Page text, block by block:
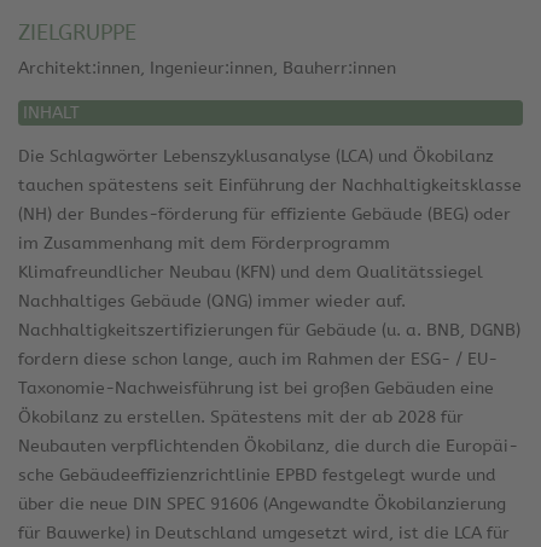
ZIELGRUPPE
Architekt:innen, Ingenieur:innen, Bauherr:innen
INHALT
Die Schlagwörter Lebenszyklusanalyse (LCA) und Ökobilanz
tauchen spätestens seit Einführung der Nachhaltigkeitsklasse
(NH) der Bundes-förderung für effiziente Gebäude (BEG) oder
im Zusammenhang mit dem Förderprogramm
Klimafreundlicher Neubau (KFN) und dem Qualitätssiegel
Nachhaltiges Gebäude (QNG) immer wieder auf.
Nachhaltigkeitszertifizierungen für Gebäude (u. a. BNB, DGNB)
fordern diese schon lange, auch im Rahmen der ESG- / EU-
Taxonomie-Nachweisführung ist bei großen Gebäuden eine
Ökobilanz zu erstellen. Spätestens mit der ab 2028 für
Neubauten verpflichtenden Ökobilanz, die durch die Europäi-
sche Gebäudeeffizienzrichtlinie EPBD festgelegt wurde und
über die neue DIN SPEC 91606 (Angewandte Ökobilanzierung
für Bauwerke) in Deutschland umgesetzt wird, ist die LCA für